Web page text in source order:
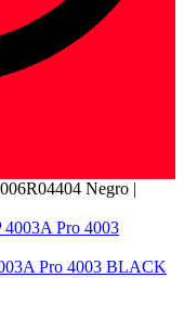
Negro |
Pro 4003 BLACK